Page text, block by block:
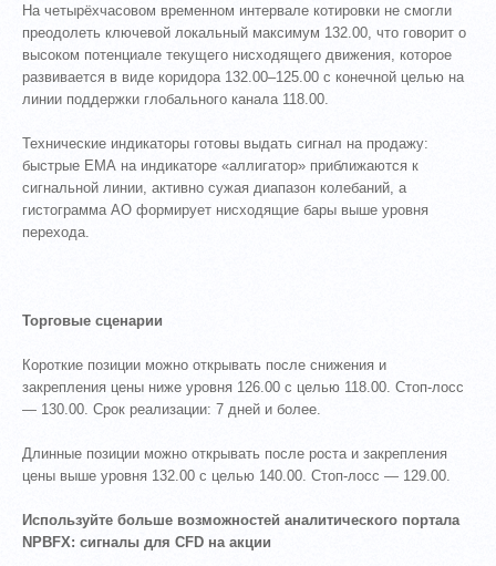
На четырёхчасовом временном интервале котировки не смогли
преодолеть ключевой локальный максимум 132.00, что говорит о
высоком потенциале текущего нисходящего движения, которое
развивается в виде коридора 132.00–125.00 с конечной целью на
линии поддержки глобального канала 118.00.
Технические индикаторы готовы выдать сигнал на продажу:
быстрые ЕМА на индикаторе «аллигатор» приближаются к
сигнальной линии, активно сужая диапазон колебаний, а
гистограмма АО формирует нисходящие бары выше уровня
перехода.
Торговые сценарии
Короткие позиции можно открывать после снижения и
закрепления цены ниже уровня 126.00 с целью 118.00. Стоп-лосс
— 130.00. Срок реализации: 7 дней и более.
Длинные позиции можно открывать после роста и закрепления
цены выше уровня 132.00 с целью 140.00. Стоп-лосс — 129.00.
Используйте больше возможностей аналитического портала
NPBFX: сигналы для CFD на акции